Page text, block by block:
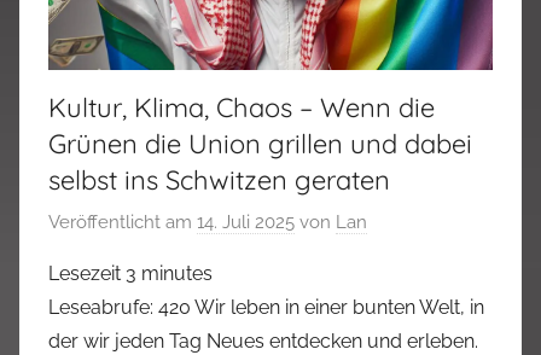
Kultur, Klima, Chaos – Wenn die
Grünen die Union grillen und dabei
selbst ins Schwitzen geraten
Veröffentlicht am 14. Juli 2025 von Lan
Lesezeit 3 minutes
Leseabrufe: 420 Wir leben in einer bunten Welt, in
der wir jeden Tag Neues entdecken und erleben.